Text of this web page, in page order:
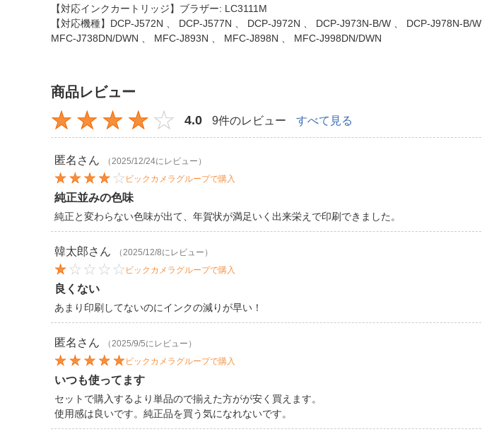
【対応インクカートリッジ】ブラザー: LC3111M
【対応機種】DCP-J572N 、 DCP-J577N 、 DCP-J972N 、 DCP-J973N-B/W 、 DCP-J978N-B/W
MFC-J738DN/DWN 、 MFC-J893N 、 MFC-J898N 、 MFC-J998DN/DWN
商品レビュー
4.0 9件のレビュー すべて見る
匿名 さん
（2025/12/24にレビュー）
ビックカメラグループで購入
純正並みの色味
純正と変わらない色味が出て、年賀状が満足いく出来栄えで印刷できました。
韓太郎さん
（2025/12/8にレビュー）
ビックカメラグループで購入
良くない
あまり印刷してないのにインクの減りが早い！
匿名 さん
（2025/9/5にレビュー）
ビックカメラグループで購入
いつも使ってます
セットで購入するより単品ので揃えた方がが安く買えます。
使用感は良いです。純正品を買う気になれないです。